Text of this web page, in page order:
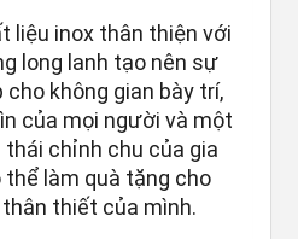
liệu inox thân thiện với
long lanh tạo nên sự
không gian bày trí,
của mọi người và một
chỉnh chu của gia
thể làm quà tặng cho
thiết của mình.